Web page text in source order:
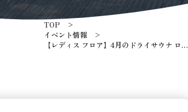
TOP
イベント情報
【レディス フロア】4月のドライサウナ ロウ